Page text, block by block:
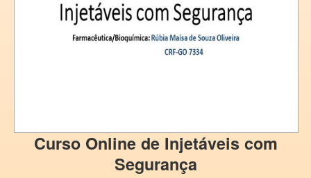
Curso Online de Injetáveis com
Segurança